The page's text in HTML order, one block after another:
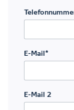
E-Mail *
E-Mail 2